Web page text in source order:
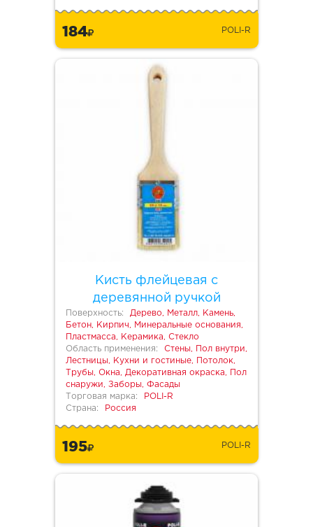
184 POLI-R
Кисть флейцевая с
деревянной ручкой
Поверхность:
Дерево, Металл, Камень,
Бетон, Кирпич, Минеральные основания,
Пластмасса, Керамика, Стекло
Область применения:
Стены, Пол внутри,
Лестницы, Кухни и гостиные, Потолок,
Трубы, Окна, Декоративная окраска, Пол
снаружи, Заборы, Фасады
Торговая марка:
POLI-R
Страна:
Россия
195 POLI-R